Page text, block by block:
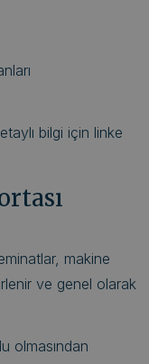
bilgi için linke
makine
ve genel olarak
olmasından